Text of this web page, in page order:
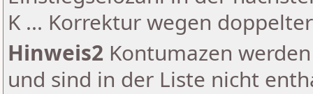
K ... Korrektur wegen
Hinweis2 Kontumazen
und sind in der Liste nicht